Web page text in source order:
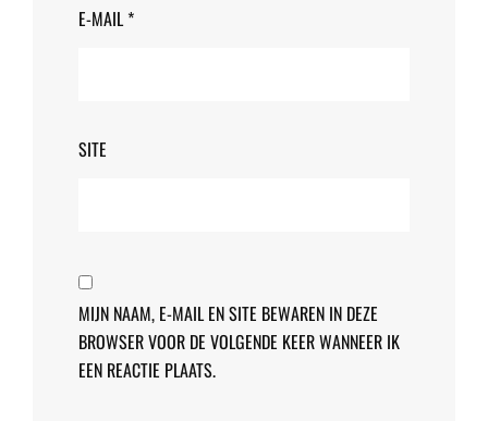
E-MAIL*
SITE
MIJN NAAM, E-MAIL EN SITE BEWAREN IN DEZE
BROWSER VOOR DE VOLGENDE KEER WANNEER IK
EEN REACTIE PLAATS.